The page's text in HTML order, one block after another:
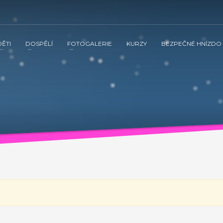
spolupráci s občanským sdružením Kamarád Nenuda realizují v
vztahů v rodině a prostřednictvím rodinného zážitkového
inovativní metoda Snozelen v multisenzorické místnosti.
Kamarád Nenuda realizují v letošním roce projekty Bezpečné
rodinného zážitkového odpoledne až ke komplexnímu poradenství,
organizaci, aby mohli zrealizovat své vlastní projekty. Plně se zapojí
DOSPĚLÍ FOTOGALERIE KURZY BEZPEČNÉ HNÍZDO